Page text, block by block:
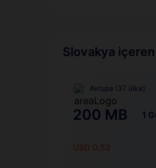
Slovakya
Avrupa (37 ülke)
200 MB 1
USD 0.52